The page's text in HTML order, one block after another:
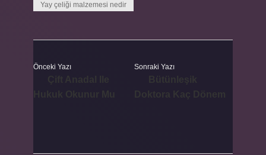
Yay çeliği malzemesi nedir
Önceki Yazı Sonraki Yazı